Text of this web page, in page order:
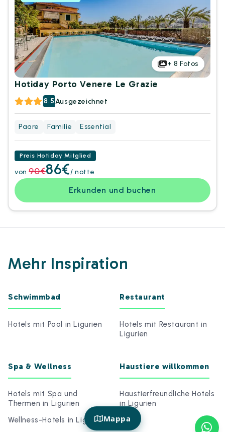
+ 8 Fotos
Hotiday Porto Venere Le Grazie
8.5Ausgezeichnet
Paare Familie Essential
Preis Hotiday Mitglied
von 90€86€/ notte
Erkunden und buchen
Mappa
Mehr Inspiration
Schwimmbad
Hotels mit Pool in Ligurien
Restaurant
Hotels mit Restaurant in
Ligurien
Spa & Wellness
Hotels mit Spa und
Thermen in Ligurien
Wellness-Hotels in Ligurien
Haustiere willkommen
Haustierfreundliche Hotels
in Ligurien